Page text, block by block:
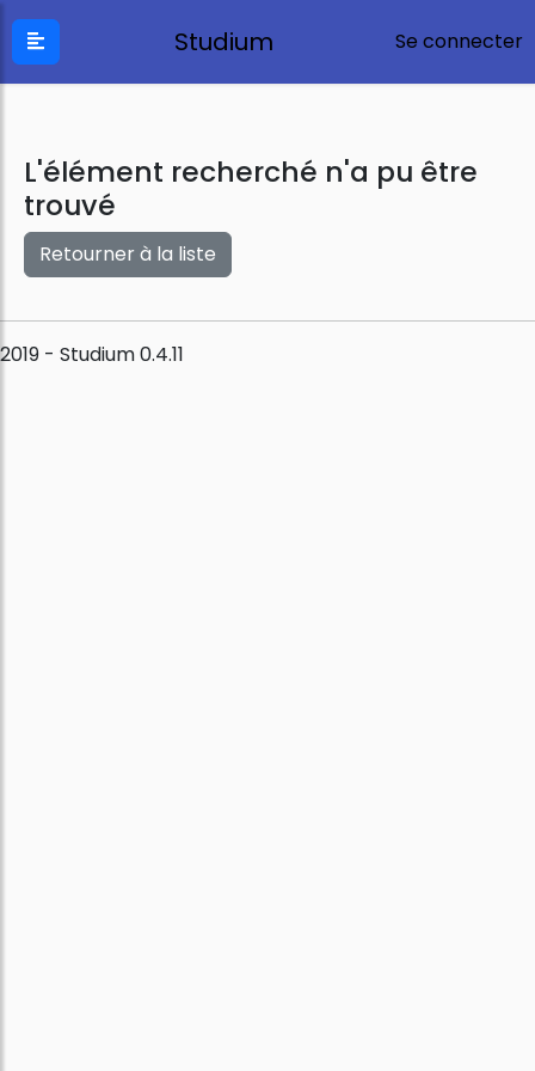
Studium Se connecter
L'élément recherché n'a pu être
trouvé
Retourner à la liste
2019 - Studium 0.4.11